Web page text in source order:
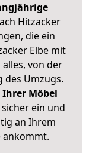
Hitzacker
die ein
Elbe mit
von der
Umzugs.
Möbel
ein und
an Ihrem
ankommt.